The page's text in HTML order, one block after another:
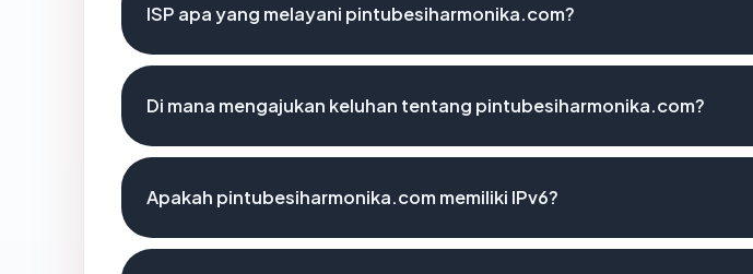
ISP apa yang melayani pintubesiharmonika.com?
Di mana mengajukan keluhan tentang pintubesiharmonika.com?
Apakah pintubesiharmonika.com memiliki IPv6?